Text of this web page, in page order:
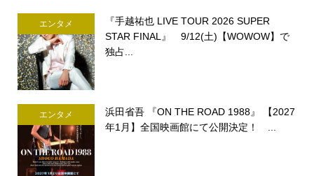
エンタメ
『手越祐也 LIVE TOUR 2026 SUPER
STAR FINAL』 9/12(土)【WOWOW】で
独占...
エンタメ
浜田省吾 『ON THE ROAD 1988』 【2027
年1月】全国映画館にて公開決定！ ...